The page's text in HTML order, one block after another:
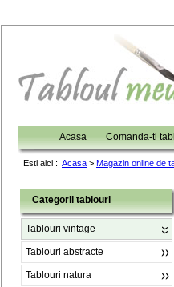
Acasa Comanda-ti
Esti aici : Acasa > Magazin online de
Categorii tablouri
Tablouri vintage
Tablouri abstracte
Tablouri natura